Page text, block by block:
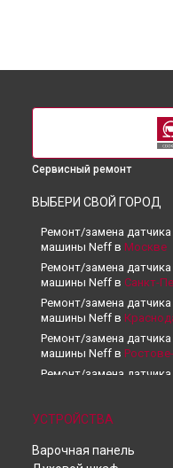
Сервисный ремонт
ВЫБЕРИ СВОЙ ГОРОД
Ремонт/замена
машины Neff в Москве
Ремонт/замена
машины Neff в Санкт-
Ремонт/замена
машины Neff в
Ремонт/замена
машины Neff в
Ремонт/замена
Ремонт/замена
машины Neff в
Ремонт/замена
машины Neff в
УСТРОЙСТВА
Варочная панель